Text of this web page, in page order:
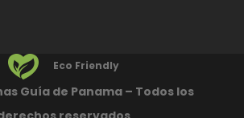
Eco Friendly
Guía de Panama – Todos los